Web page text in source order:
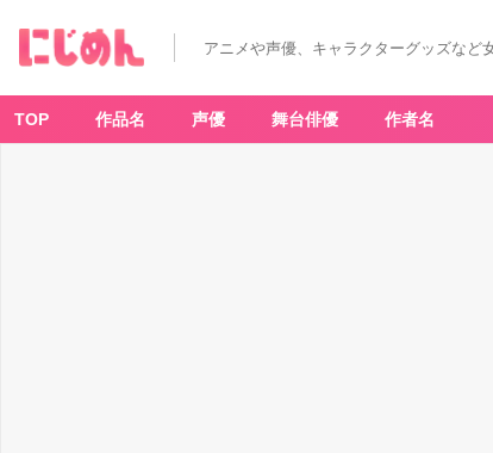
アニメや声優、キャラクターグッズなど
TOP 作品名 声優 舞台俳優 作者名